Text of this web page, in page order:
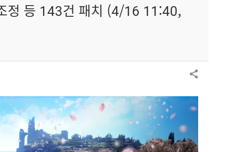
정 등 143건 패치 (4/16 11:40,
공유하기